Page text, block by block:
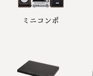
​ミニコンポ